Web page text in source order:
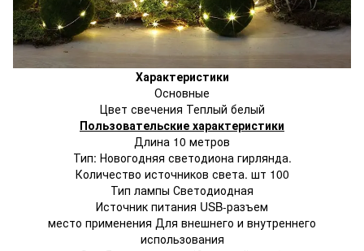
Характеристики
Основные
Цвет свечения Теплый белый
Пользовательские характеристики
Длина 10 метров
Тип: Новогодняя светодиона гирлянда.
Количество источников света. шт 100
Тип лампы Светодиодная
Источник питания USB-разъем
место применения Для внешнего и внутреннего
использования